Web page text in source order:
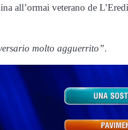
all’ormai veterano de
molto agguerrito”.